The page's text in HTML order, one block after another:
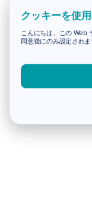
クッキーを使
こんにちは、この Web
同意後にのみ設定されま